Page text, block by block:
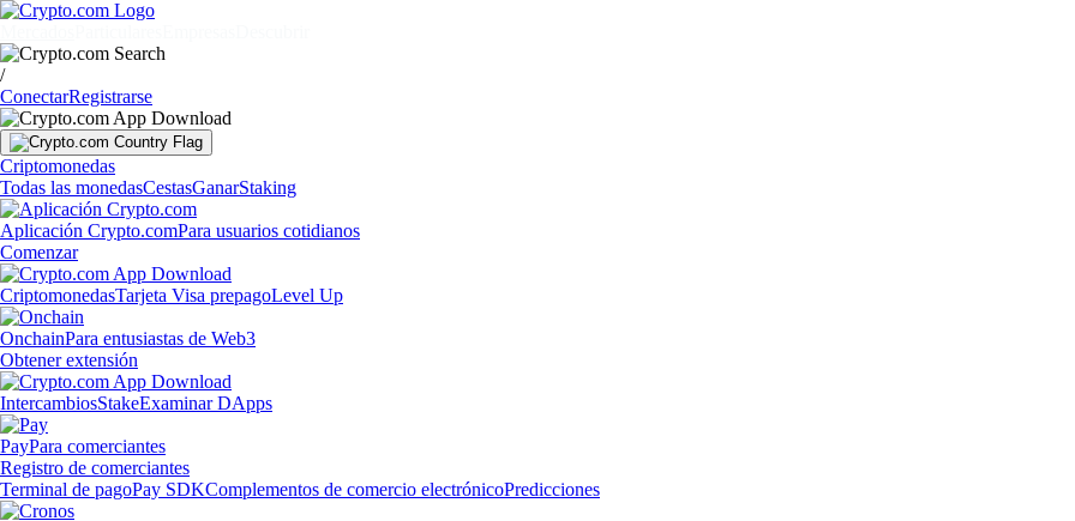
/
ConectarRegistrarse
Criptomonedas
Todas las monedasCestasGanarStaking
Aplicación Crypto.comPara usuarios cotidianos
Comenzar
CriptomonedasTarjeta Visa prepagoLevel Up
OnchainPara entusiastas de Web3
Obtener extensión
IntercambiosStakeExaminar DApps
PayPara comerciantes
Registro de comerciantes
Terminal de pagoPay SDKComplementos de comercio electrónicoPredicciones